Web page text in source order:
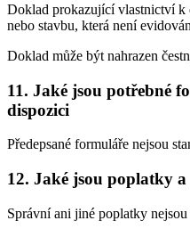
Doklad prokazující vlastnictví k
nebo stavbu, která není
Doklad může být nahrazen
11. Jaké jsou potřebné
dispozici
Předepsané formuláře nejsou
12. Jaké jsou poplatky
Správní ani jiné poplatky nejsou